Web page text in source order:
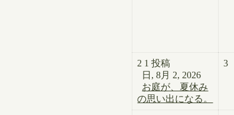
2 1 投稿
日, 8月 2, 2026
お庭が、夏休み
の思い出になる。
3